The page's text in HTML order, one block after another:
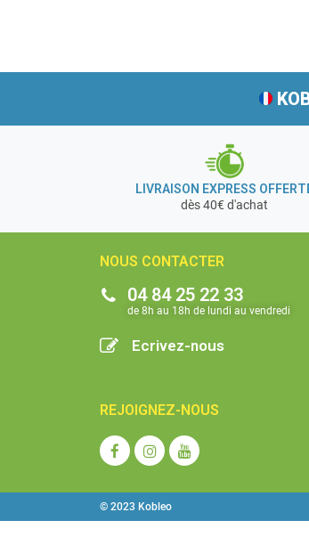
LIVRAISON EXPRESS
dès 40€ d'achat
NOUS CONTACTER
04 84 25 22 33
de 8h au 18h de lundi au vendredi​
Ecrivez-nous
REJOIGNEZ-NOUS
© 2023 Kobleo